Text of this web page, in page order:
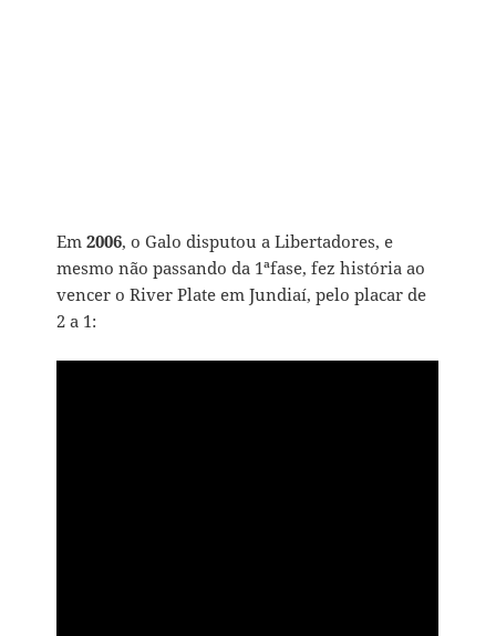
Em2006, o Galo disputou a Libertadores, e
mesmo não passando da 1ªfase, fez história ao
vencer o River Plate em Jundiaí, pelo placar de
2 a 1: